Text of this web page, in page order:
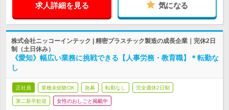
求人詳細を見る 気になる
株式会社ニッコーインテック | 精密プラスチック製造の成長企業｜完休2日
制（土日休み）
《愛知》幅広い業務に挑戦できる【人事労務・教育職】＊転勤な
し
正社員 業種未経験OK 急募 転勤なし 完全週休2日制
第二新卒歓迎 女性のおしごと掲載中